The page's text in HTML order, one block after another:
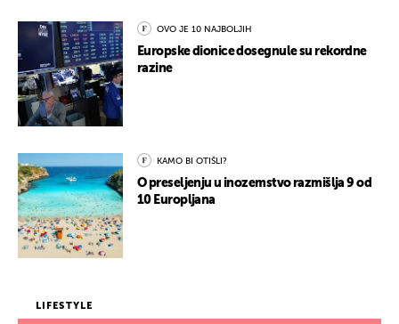
OVO JE 10 NAJBOLJIH
Europske dionice dosegnule su rekordne
razine
KAMO BI OTIŠLI?
O preseljenju u inozemstvo razmišlja 9 od
10 Europljana
LIFESTYLE